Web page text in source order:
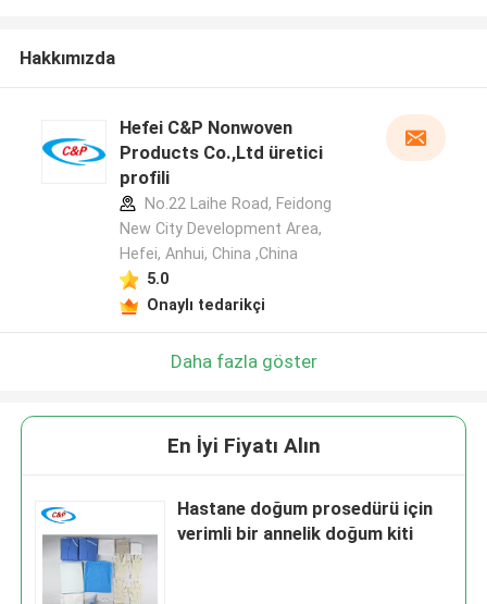
Hakkımızda
Hefei C&P Nonwoven
Products Co.,Ltd üretici
profili
No.22 Laihe Road, Feidong
New City Development Area,
Hefei, Anhui, China ,China
5.0
Onaylı tedarikçi
Daha fazla göster
En İyi Fiyatı Alın
Hastane doğum prosedürü için
verimli bir annelik doğum kiti